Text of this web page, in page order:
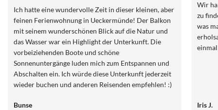
Ich hatte eine wundervolle Zeit in dieser kleinen, aber
feinen Ferienwohnung in Ueckermünde! Der Balkon
mit seinem wunderschönen Blick auf die Natur und
das Wasser war ein Highlight der Unterkunft. Die
vorbeiziehenden Boote und schöne
Sonnenuntergänge luden mich zum Entspannen und
Abschalten ein. Ich würde diese Unterkunft jederzeit
wieder buchen und anderen Reisenden empfehlen! :)
Bunse
Wir
zu
was
Iris J.